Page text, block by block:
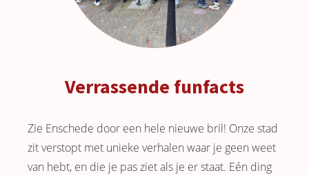
Verrassende funfacts
Zie Enschede door een hele nieuwe bril! Onze stad
zit verstopt met unieke verhalen waar je geen weet
van hebt, en die je pas ziet als je er staat. Eén ding